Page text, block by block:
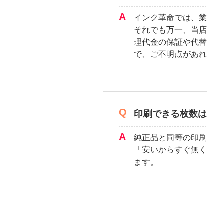
インク革命では、
それでも万一、当
理代金の保証や代
で、ご不明点があ
印刷できる枚数
純正品と同等の印
「安いからすぐ無
ます。